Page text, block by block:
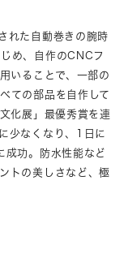
れた自動巻きの腕時
め、自作のCNCフ
いることで、一部の
ての部品を自作して
化展」最優秀賞を連
少なくなり、1日に
功。防水性能など
トの美しさなど、極